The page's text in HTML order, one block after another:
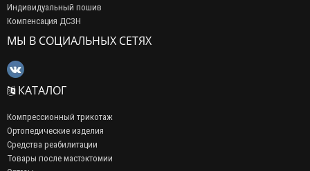
Индивидуальный пошив
Компенсация ДСЗН
МЫ В СОЦИАЛЬНЫХ СЕТЯХ
КАТАЛОГ
Компрессионный трикотаж
Ортопедические изделия
Средства реабилитации
Товары после мастэктомии